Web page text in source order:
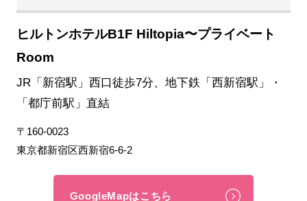
ヒルトンホテルB1F Hiltopia〜プライベート
Room
JR「新宿駅」西口徒歩7分、地下鉄「西新宿駅」・
「都庁前駅」直結
〒160-0023
東京都新宿区西新宿6-6-2
GoogleMapはこちら